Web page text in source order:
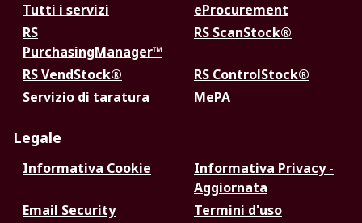
Tutti i servizi
eProcurement
RS
PurchasingManager™
RS ScanStock®
RS VendStock®
RS ControlStock®
Servizio di taratura
MePA
Legale
Informativa Cookie
Informativa Privacy -
Aggiornata
Email Security
Termini d'uso